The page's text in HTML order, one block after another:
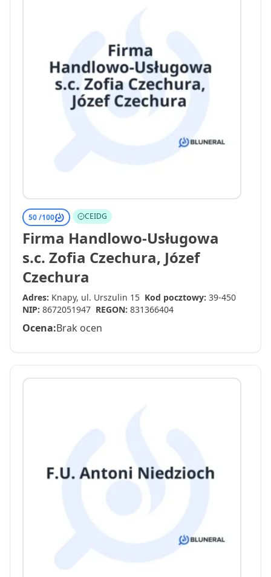
50 /100 CEIDG
Firma Handlowo-Usługowa
s.c. Zofia Czechura, Józef
Czechura
Adres: Knapy, ul. Urszulin 15 Kod pocztowy: 39-450
NIP: 8672051947 REGON: 831366404
Ocena:Brak ocen